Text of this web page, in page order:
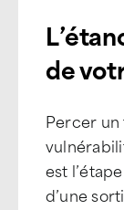
de
Percer
est
d’une